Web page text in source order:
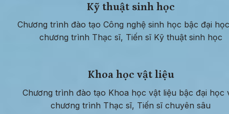
Kỹ thuật sinh học
Chương trình đào tạo Công nghệ sinh học bậc đại
chương trình Thạc sĩ, Tiến sĩ Kỹ thuật sinh học
Khoa học vật liệu
Chương trình đào tạo Khoa học vật liệu bậc đại học
chương trình Thạc sĩ, Tiến sĩ chuyên sâu